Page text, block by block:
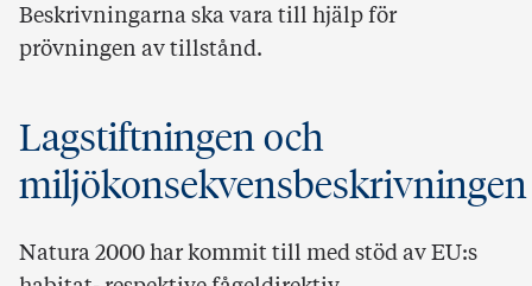
Beskrivningarna ska vara till hjälp för
prövningen av tillstånd.
Lagstiftningen och
miljökonsekvensbeskrivningen
Natura 2000 har kommit till med stöd av EU:s